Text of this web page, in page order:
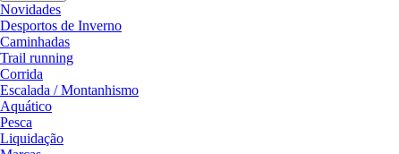
Novidades
Desportos de Inverno
Caminhadas
Trail running
Corrida
Escalada / Montanhismo
Aquático
Pesca
Liquidação